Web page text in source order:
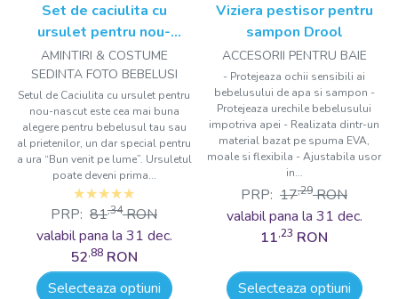
Set de caciulita cu
ursulet pentru nou-
nascut Drool
AMINTIRI & COSTUME
SEDINTA FOTO BEBELUSI
Setul de Caciulita cu ursulet pentru
nou-nascut este cea mai buna
alegere pentru bebelusul tau sau
al prietenilor, un dar special pentru
a ura “Bun venit pe lume”. Ursuletul
poate deveni prima...
PRP: 81,34 RON
valabil pana la 31 dec.
52,88 RON
Selecteaza optiuni
Viziera pestisor pentru
sampon Drool
ACCESORII PENTRU BAIE
- Protejeaza ochii sensibili ai
bebelusului de apa si sampon -
Protejeaza urechile bebelusului
impotriva apei - Realizata dintr-un
material bazat pe spuma EVA,
moale si flexibila - Ajustabila usor
in...
PRP: 17,29 RON
valabil pana la 31 dec.
11,23 RON
Selecteaza optiuni